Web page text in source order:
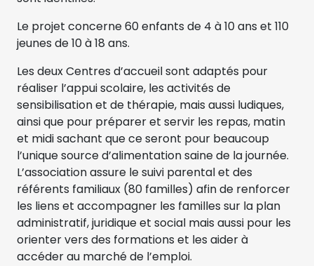
Le projet concerne 60 enfants de 4 à 10 ans et 110
jeunes de 10 à 18 ans.
Les deux Centres d’accueil sont adaptés pour
réaliser l’appui scolaire, les activités de
sensibilisation et de thérapie, mais aussi ludiques,
ainsi que pour préparer et servir les repas, matin
et midi sachant que ce seront pour beaucoup
l’unique source d’alimentation saine de la journée.
L’association assure le suivi parental et des
référents familiaux (80 familles) afin de renforcer
les liens et accompagner les familles sur la plan
administratif, juridique et social mais aussi pour les
orienter vers des formations et les aider à
accéder au marché de l’emploi.